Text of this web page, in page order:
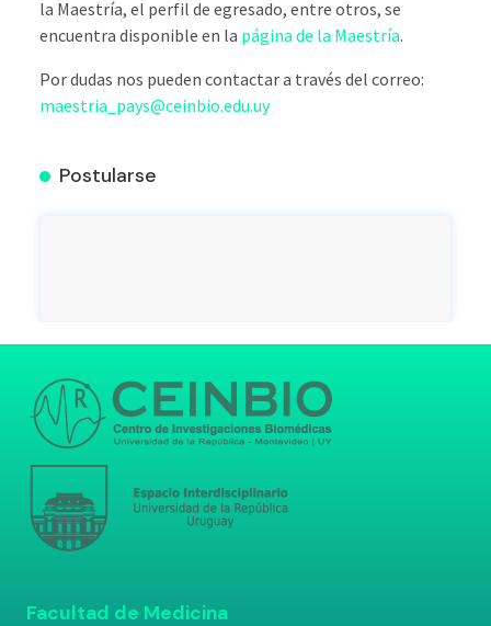
la Maestría, el perfil de egresado, entre otros, se
encuentra disponible en la página de la Maestría.
Por dudas nos pueden contactar a través del correo:
maestria_pays@ceinbio.edu.uy
Postularse
Facultad de Medicina